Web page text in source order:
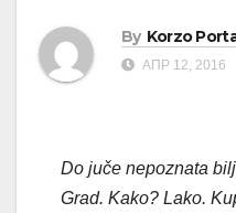
By Korzo
АПР 12, 2016
Do juče nepoznata
Grad. Kako? Lako.